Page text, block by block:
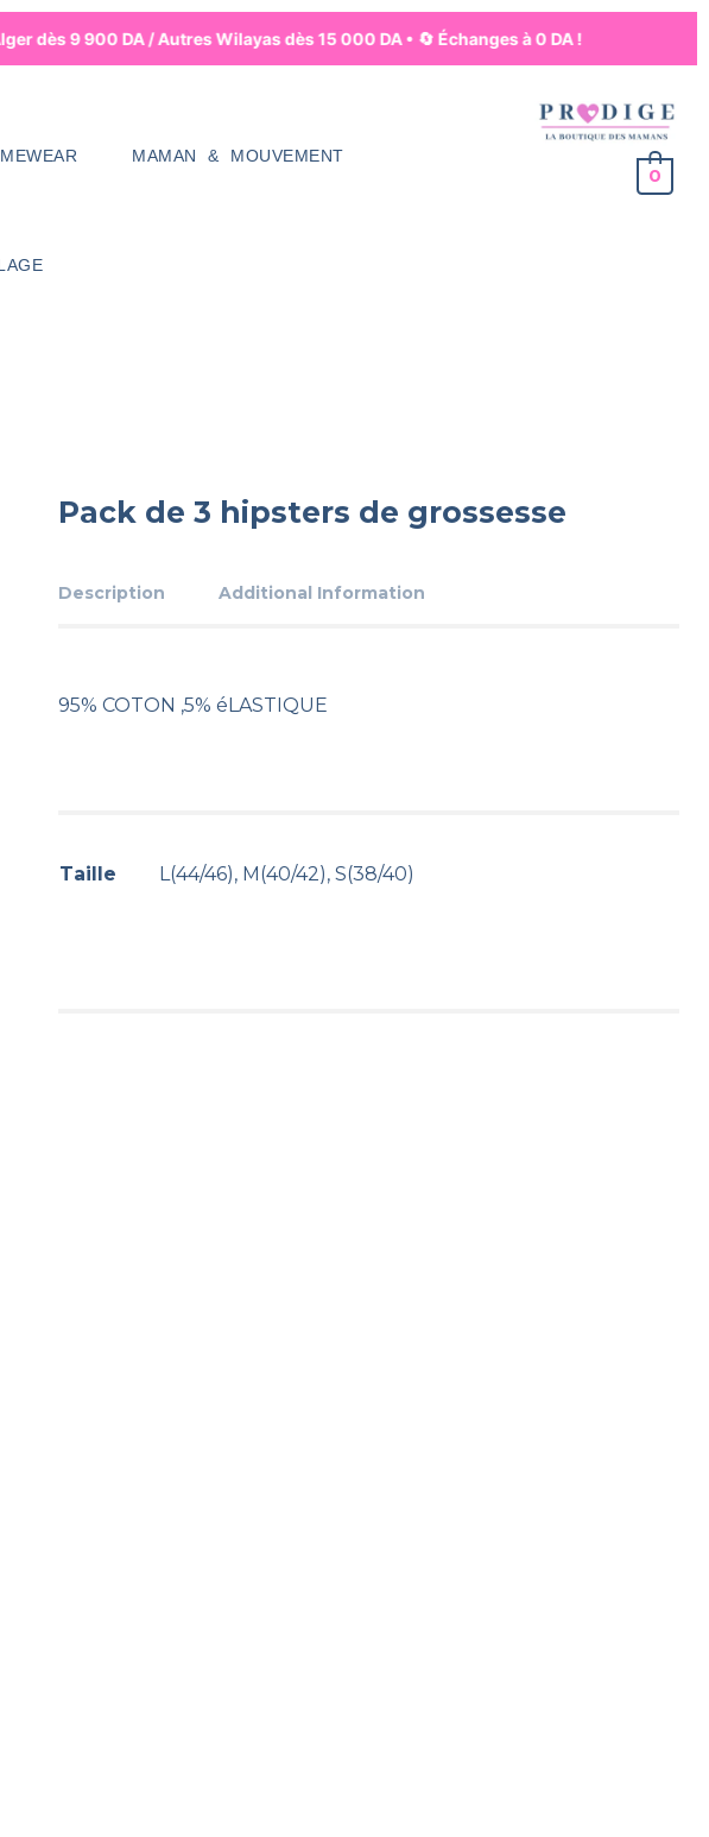
dès 9 900 DA / Autres Wilayas dès 15 000 DA • 🔄 Échanges à 0 DA !
MAMAN & MOUVEMENT
0
Pack de 3 hipsters de grossesse
Description Additional Information
95% COTON ,5% éLASTIQUE
Taille L(44/46), M(40/42), S(38/40)